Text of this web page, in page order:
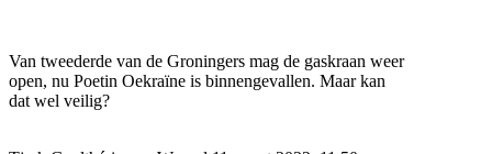
Van tweederde van de Groningers mag de gaskraan weer
open, nu Poetin Oekraïne is binnengevallen. Maar kan
dat wel veilig?